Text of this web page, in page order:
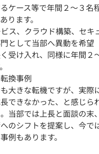
ケース等で年間２～３名
ります。
ス、クラウド構築、セキ
として当部へ異動を希望
受け入れ、同様に年間２
換事例
大きな転機ですが、実際
できなかった、と感じら
当部では上長と面談の末
のシフトを提案し、今で
例もあります。